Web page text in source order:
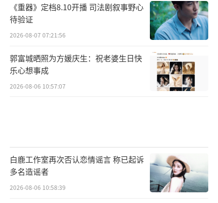
《重器》定档8.10开播 司法剧叙事野心
待验证
2026-08-07 07:21:56
郭富城晒照为方媛庆生：祝老婆生日快
乐心想事成
2026-08-06 10:57:07
白鹿工作室再次否认恋情谣言 称已起诉
多名造谣者
2026-08-06 10:58:39